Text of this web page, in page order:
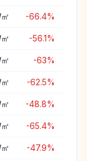
-66.4%
-56.1%
-63%
-62.5%
-48.8%
-65.4%
-47.9%